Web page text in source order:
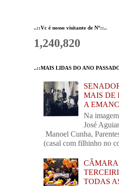
..::Vc é nosso visitante de Nº::..
1,240,820
..::MAIS LIDAS DO ANO
MAIS DE
A
Na
José
Manoel Cunha,
(casal com filhinho no
CÂMARA
TODAS